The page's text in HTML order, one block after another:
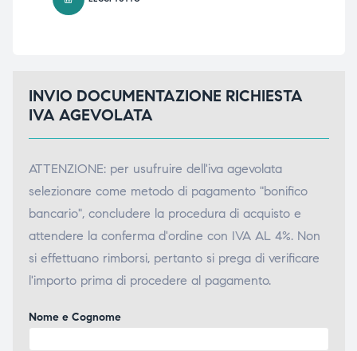
INVIO DOCUMENTAZIONE RICHIESTA
IVA AGEVOLATA
ATTENZIONE: per usufruire dell'iva agevolata
selezionare come metodo di pagamento "bonifico
bancario", concludere la procedura di acquisto e
attendere la conferma d'ordine con IVA AL 4%. Non
si effettuano rimborsi, pertanto si prega di verificare
l'importo prima di procedere al pagamento.
Nome e Cognome